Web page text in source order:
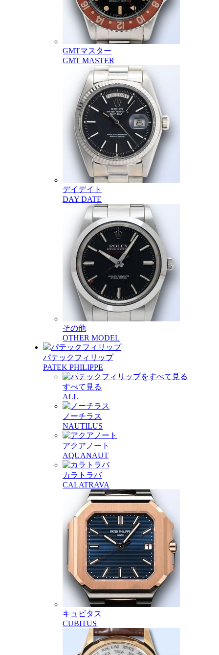
GMTマスター
GMT MASTER
デイデイト
DAY DATE
その他
OTHER MODEL
パテックフィリップ
PATEK PHILIPPE
すべて見る
ALL
ノーチラス
NAUTILUS
アクアノート
AQUANAUT
カラトラバ
CALATRAVA
キュビタス
CUBITUS